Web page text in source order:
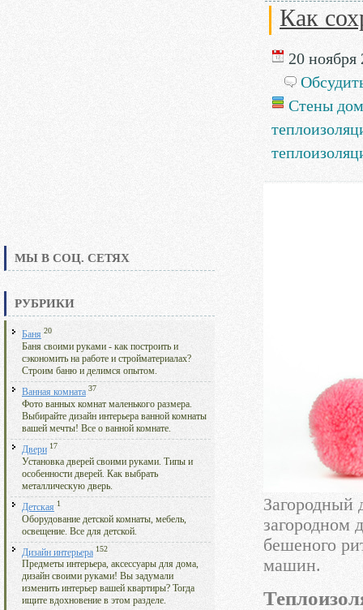
МЫ В СОЦ. СЕТЯХ
РУБРИКИ
Баня 20
Баня своими руками - как построить и
сэкономить на работе и стройматериалах?
Строим баню и делимся опытом.
Ванная комната 37
Фото ванных комнат маленького размера.
Выбирайте дизайн интерьера ванной комнаты
вашей мечты! Все о ванной комнате.
Двери 17
Установка дверей своими руками. Типы и
особенности дверей. Как выбрать
металлическую дверь.
Детская 1
Оборудование детской комнаты, мебель,
освещение. Все для детской.
Дизайн интерьера 152
Предметы интерьера, аксессуары для дома,
дизайн своими руками! Вы задумали
изменить интерьер вашей квартиры? Тогда
ищите вдохновение в этом разделе.
Как
20 ноября
Стены
Загородный
загородном
бешеного
машин.